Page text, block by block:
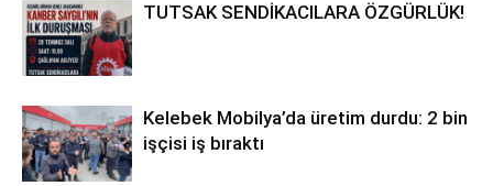
TUTSAK SENDİKACILARA ÖZGÜRLÜK!
Kelebek Mobilya’da üretim durdu: 2 bin
işçisi iş bıraktı